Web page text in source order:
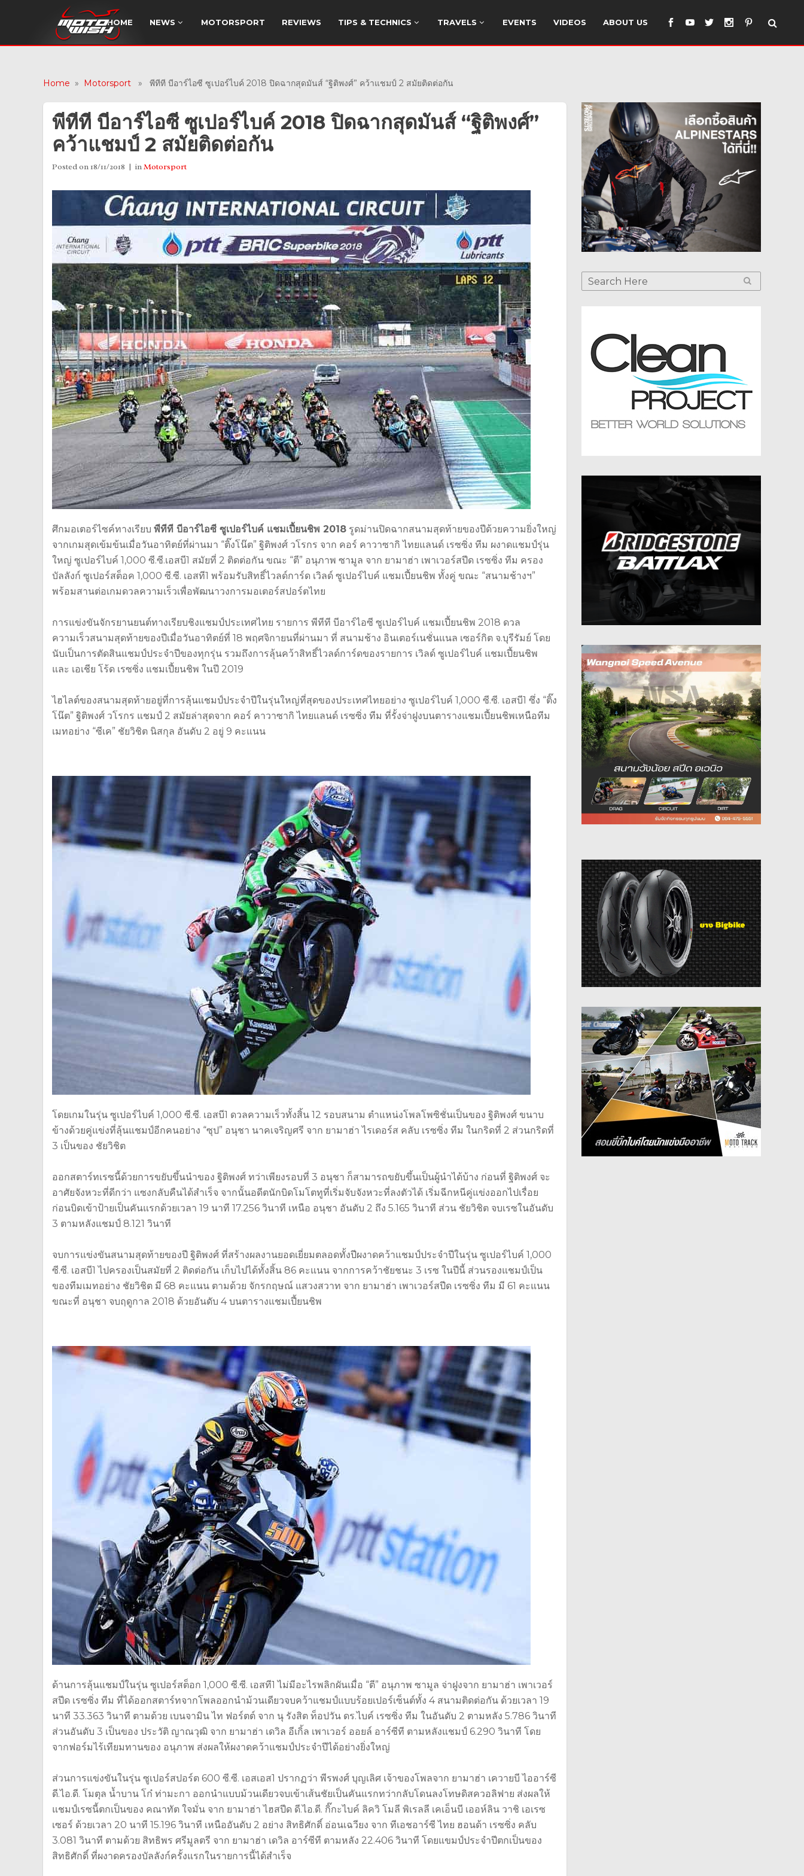
HOME NEWS MOTORSPORT REVIEWS TIPS & TECHNICS TRAVELS EVENTS VIDEOS ABOUT US
Home » Motorsport » พีทีที บีอาร์ไอซี ซูเปอร์ไบค์ 2018 ปิดฉากสุดมันส์ “ฐิติพงศ์” คว้าแชมป์ 2 สมัยติดต่อกัน
พีทีที บีอาร์ไอซี ซูเปอร์ไบค์ 2018 ปิดฉากสุดมันส์ “ฐิติพงศ์”
คว้าแชมป์ 2 สมัยติดต่อกัน
Posted on18/11/2018 inMotorsport
ศึกมอเตอร์ไซค์ทางเรียบ พีทีที บีอาร์ไอซี ซูเปอร์ไบค์ แชมเปี้ยนชิพ 2018 รูดม่านปิดฉากสนามสุดท้ายของปีด้วยความยิ่งใหญ่
จากเกมสุดเข้มข้นเมื่อวันอาทิตย์ที่ผ่านมา “ติ๊งโน๊ต” ฐิติพงศ์ วโรกร จาก คอร์ คาวาซากิ ไทยแลนด์ เรซซิ่ง ทีม ผงาดแชมป์รุ่น
ใหญ่ ซูเปอร์ไบค์ 1,000 ซี.ซี.เอสบี1 สมัยที่ 2 ติดต่อกัน ขณะ “ตี” อนุภาพ ซามูล จาก ยามาฮ่า เพาเวอร์สปีด เรซซิ่ง ทีม ครอง
บัลลังก์ ซูเปอร์สต็อค 1,000 ซี.ซี. เอสที1 พร้อมรับสิทธิ์ไวลด์การ์ด เวิลด์ ซูเปอร์ไบค์ แชมเปี้ยนชิพ ทั้งคู่ ขณะ “สนามช้างฯ”
พร้อมสานต่อเกมดวลความเร็วเพื่อพัฒนาวงการมอเตอร์สปอร์ตไทย
การแข่งขันจักรยานยนต์ทางเรียบชิงแชมป์ประเทศไทย รายการ พีทีที บีอาร์ไอซี ซูเปอร์ไบค์ แชมเปี้ยนชิพ 2018 ดวล
ความเร็วสนามสุดท้ายของปีเมื่อวันอาทิตย์ที่ 18 พฤศจิกายนที่ผ่านมา ที่ สนามช้าง อินเตอร์เนชั่นแนล เซอร์กิต จ.บุรีรัมย์ โดย
นับเป็นการตัดสินแชมป์ประจำปีของทุกรุ่น รวมถึงการลุ้นคว้าสิทธิ์ไวลด์การ์ดของรายการ เวิลด์ ซูเปอร์ไบค์ แชมเปี้ยนชิพ
และ เอเชีย โร้ด เรซซิ่ง แชมเปี้ยนชิพ ในปี 2019
ไฮไลต์ของสนามสุดท้ายอยู่ที่การลุ้นแชมป์ประจำปีในรุ่นใหญ่ที่สุดของประเทศไทยอย่าง ซูเปอร์ไบค์ 1,000 ซี.ซี. เอสบี1 ซึ่ง “ติ๊ง
โน๊ต” ฐิติพงศ์ วโรกร แชมป์ 2 สมัยล่าสุดจาก คอร์ คาวาซากิ ไทยแลนด์ เรซซิ่ง ทีม ที่รั้งจ่าฝูงบนตารางแชมเปี้ยนชิพเหนือทีม
เมทอย่าง “ซีเค” ชัยวิชิต นิสกุล อันดับ 2 อยู่ 9 คะแนน
โดยเกมในรุ่น ซูเปอร์ไบค์ 1,000 ซี.ซี. เอสบี1 ดวลความเร็วทั้งสิ้น 12 รอบสนาม ตำแหน่งโพลโพซิชั่นเป็นของ ฐิติพงศ์ ขนาบ
ข้างด้วยคู่แข่งที่ลุ้นแชมป์อีกคนอย่าง “ซุป” อนุชา นาคเจริญศรี จาก ยามาฮ่า ไรเดอร์ส คลับ เรซซิ่ง ทีม ในกริดที่ 2 ส่วนกริดที่
3 เป็นของ ชัยวิชิต
ออกสตาร์ทเรซนี้ด้วยการขยับขึ้นนำของ ฐิติพงศ์ ทว่าเพียงรอบที่ 3 อนุชา ก็สามารถขยับขึ้นเป็นผู้นำได้บ้าง ก่อนที่ ฐิติพงศ์ จะ
อาศัยจังหวะที่ดีกว่า แซงกลับคืนได้สำเร็จ จากนั้นอดีตนักบิดโมโตทูที่เริ่มจับจังหวะที่ลงตัวได้ เริ่มฉีกหนีคู่แข่งออกไปเรื่อย
ก่อนบิดเข้าป้ายเป็นคันแรกด้วยเวลา 19 นาที 17.256 วินาที เหนือ อนุชา อันดับ 2 ถึง 5.165 วินาที ส่วน ชัยวิชิต จบเรซในอันดับ
3 ตามหลังแชมป์ 8.121 วินาที
จบการแข่งขันสนามสุดท้ายของปี ฐิติพงศ์ ที่สร้างผลงานยอดเยี่ยมตลอดทั้งปีผงาดคว้าแชมป์ประจำปีในรุ่น ซูเปอร์ไบค์ 1,000
ซี.ซี. เอสบี1 ไปครองเป็นสมัยที่ 2 ติดต่อกัน เก็บไปได้ทั้งสิ้น 86 คะแนน จากการคว้าชัยชนะ 3 เรซ ในปีนี้ ส่วนรองแชมป์เป็น
ของทีมเมทอย่าง ชัยวิชิต มี 68 คะแนน ตามด้วย จักรกฤษณ์ แสวงสวาท จาก ยามาฮ่า เพาเวอร์สปีด เรซซิ่ง ทีม มี 61 คะแนน
ขณะที่ อนุชา จบฤดูกาล 2018 ด้วยอันดับ 4 บนตารางแชมเปี้ยนชิพ
ด้านการลุ้นแชมป์ในรุ่น ซูเปอร์สต็อก 1,000 ซี.ซี. เอสที1 ไม่มีอะไรพลิกผันเมื่อ “ตี” อนุภาพ ซามูล จ่าฝูงจาก ยามาฮ่า เพาเวอร์
สปีด เรซซิ่ง ทีม ที่ได้ออกสตาร์ทจากโพลออกนำม้วนเดียวจบคว้าแชมป์แบบร้อยเปอร์เซ็นต์ทั้ง 4 สนามติดต่อกัน ด้วยเวลา 19
นาที 33.363 วินาที ตามด้วย เบนจามิน ไท ฟอร์ตต์ จาก นุ รังสิต ท็อปวัน ดร.ไบค์ เรซซิ่ง ทีม ในอันดับ 2 ตามหลัง 5.786 วินาที
ส่วนอันดับ 3 เป็นของ ประวัติ ญาณวุฒิ จาก ยามาฮ่า เดวิล อีเกิ้ล เพาเวอร์ ออยล์ อาร์ซีที ตามหลังแชมป์ 6.290 วินาที โดย
จากฟอร์มไร้เทียมทานของ อนุภาพ ส่งผลให้ผงาดคว้าแชมป์ประจำปีได้อย่างยิ่งใหญ่
ส่วนการแข่งขันในรุ่น ซูเปอร์สปอร์ต 600 ซี.ซี. เอสเอส1 ปรากฏว่า พีรพงศ์ บุญเลิศ เจ้าของโพลจาก ยามาฮ่า เควายบี ไออาร์ซี
ดี.ไอ.ดี. โมตุล น้ำบาน โก๋ ท่ามะกา ออกนำแบบม้วนเดียวจบเข้าเส้นชัยเป็นคันแรกทว่ากลับโดนลงโทษดิสควอลิฟาย ส่งผลให้
แชมป์เรซนี้ตกเป็นของ คณาทัต ใจมั่น จาก ยามาฮ่า ไฮสปีด ดี.ไอ.ดี. กิ๊กะไบค์ ลิควิ โมลี พิเรลลี เคเอ็นบี เออห์ลิน วาชิ เอเรซ
เซอร์ ด้วยเวลา 20 นาที 15.196 วินาที เหนืออันดับ 2 อย่าง สิทธิศักดิ์ อ่อนเฉวียง จาก ทีเอชอาร์ซี ไทย ฮอนด้า เรซซิ่ง คลับ
3.081 วินาที ตามด้วย สิทธิพร ศรีมูลตรี จาก ยามาฮ่า เดวิล อาร์ซีที ตามหลัง 22.406 วินาที โดยแขมป์ประจำปีตกเป็นของ
สิทธิศักดิ์ ที่ผงาดครองบัลลังก์ครั้งแรกในรายการนี้ได้สำเร็จ